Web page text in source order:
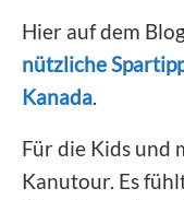
Hier auf dem
nützliche
Kanada.
Für die Kids und
Kanutour. Es